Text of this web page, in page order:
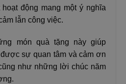
động mang một ý nghĩa
lẫn công việc.
món quà tặng này giúp
sự quan tâm và cảm ơn
như những lời chúc năm